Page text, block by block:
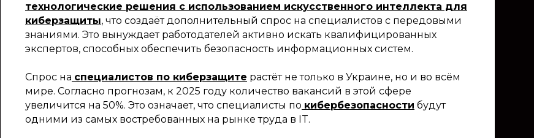
технологические решения с использованием искусственного интеллекта для
киберзащиты, что создаёт дополнительный спрос на специалистов с передовыми
знаниями. Это вынуждает работодателей активно искать квалифицированных
экспертов, способных обеспечить безопасность информационных систем.
Спрос на специалистов по киберзащите растёт не только в Украине, но и во всём
мире. Согласно прогнозам, к 2025 году количество вакансий в этой сфере
увеличится на 50%. Это означает, что специалисты по кибербезопасности будут
одними из самых востребованных на рынке труда в IT.